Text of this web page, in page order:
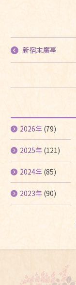
新宿末廣亭
2026年 (79)
2025年 (121)
2024年 (85)
2023年 (90)